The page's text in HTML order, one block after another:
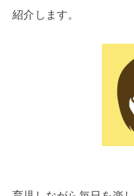
紹介します。